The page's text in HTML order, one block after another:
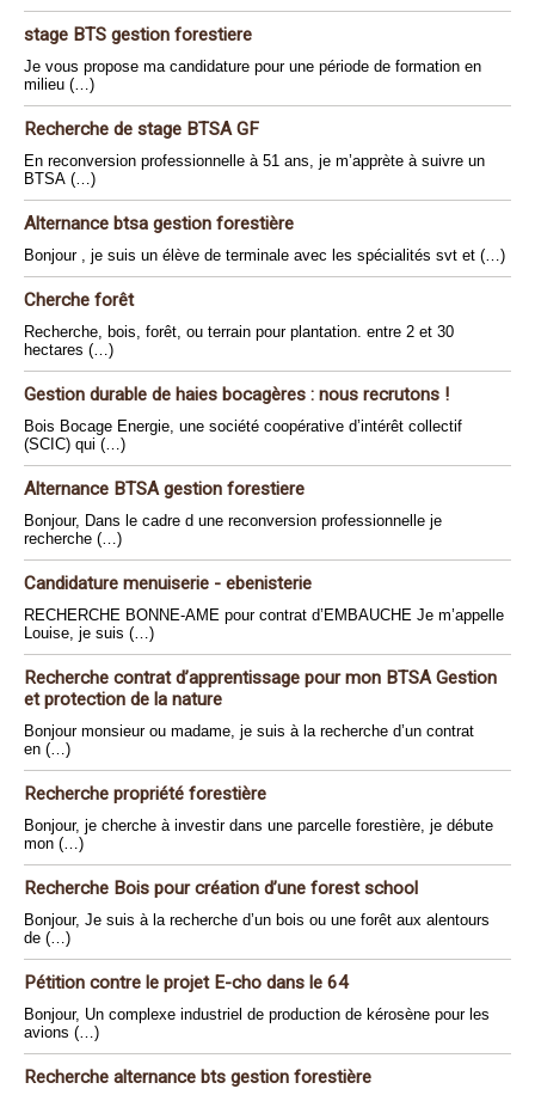
stage BTS gestion forestiere
Je vous propose ma candidature pour une période de formation en
milieu (…)
Recherche de stage BTSA GF
En reconversion professionnelle à 51 ans, je m’apprète à suivre un
BTSA (…)
Alternance btsa gestion forestière
Bonjour , je suis un élève de terminale avec les spécialités svt et (…)
Cherche forêt
Recherche, bois, forêt, ou terrain pour plantation. entre 2 et 30
hectares (…)
Gestion durable de haies bocagères : nous recrutons !
Bois Bocage Energie, une société coopérative d’intérêt collectif
(SCIC) qui (…)
Alternance BTSA gestion forestiere
Bonjour, Dans le cadre d une reconversion professionnelle je
recherche (…)
Candidature menuiserie - ebenisterie
RECHERCHE BONNE-AME pour contrat d’EMBAUCHE Je m’appelle
Louise, je suis (…)
Recherche contrat d’apprentissage pour mon BTSA Gestion
et protection de la nature
Bonjour monsieur ou madame, je suis à la recherche d’un contrat
en (…)
Recherche propriété forestière
Bonjour, je cherche à investir dans une parcelle forestière, je débute
mon (…)
Recherche Bois pour création d’une forest school
Bonjour, Je suis à la recherche d’un bois ou une forêt aux alentours
de (…)
Pétition contre le projet E-cho dans le 64
Bonjour, Un complexe industriel de production de kérosène pour les
avions (…)
Recherche alternance bts gestion forestière